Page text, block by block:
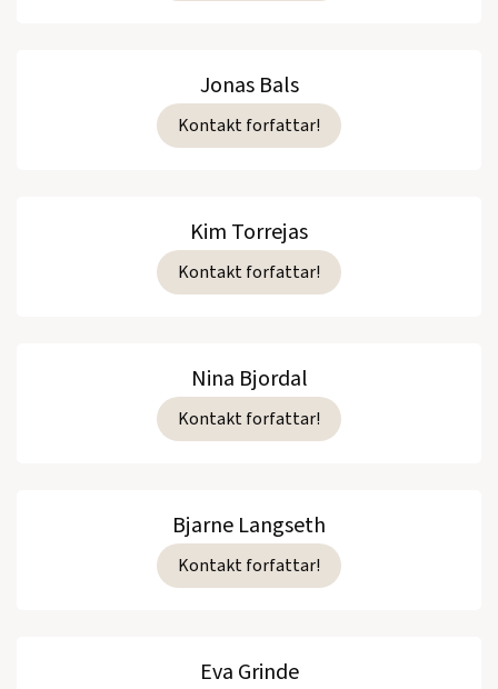
Jonas Bals
Kontakt forfattar!
Kim Torrejas
Kontakt forfattar!
Nina Bjordal
Kontakt forfattar!
Bjarne Langseth
Kontakt forfattar!
Eva Grinde